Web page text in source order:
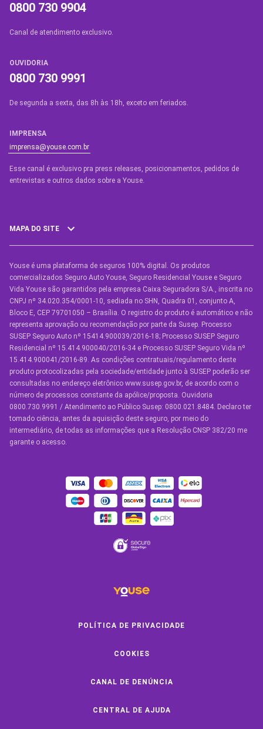
0800 730 9904
Canal de atendimento exclusivo.
OUVIDORIA
0800 730 9991
De segunda a sexta, das 8h às 18h, exceto em feriados.
IMPRENSA
imprensa@youse.com.br
Esse canal é exclusivo pra press releases, posicionamentos, pedidos de
entrevistas e outros dados sobre a Youse.​
MAPA DO SITE
SEGUROS
Seguro Auto
Seguro Auto para Terceiros
Seguro por Marcas de Carro
Seguro Residencial
Seguro de Vida
Manual de Assistências
Condições Gerais
OUTROS SERVIÇOS
Youse é uma plataforma de seguros 100% digital. Os produtos
comercializados Seguro Auto Youse, Seguro Residencial Youse e Seguro
Vida Youse são garantidos pela empresa Caixa Seguradora S/A., inscrita no
CNPJ nº 34.020.354/0001-10, sediada no SHN, Quadra 01, conjunto A,
Bloco E, CEP 79701050 – Brasília. O registro do produto é automático e não
representa aprovação ou recomendação por parte da Susep. Processo
SUSEP Seguro Auto nº 15414.900039/2016-18; Processo SUSEP Seguro
Residencial nº 15.414.900040/2016-34 e Processo SUSEP Seguro Vida nº
15.414.900041/2016-89. As condições contratuais/regulamento deste
produto protocolizadas pela sociedade/entidade junto à SUSEP poderão ser
consultadas no endereço eletrônico www.susep.gov.br, de acordo com o
número de processos constante da apólice/proposta. Ouvidoria
0800.730.9991 / Atendimento ao Público Susep: 0800.021.8484. Declaro ter
tomado ciência, antes da aquisição deste seguro, por meio do
intermediário, de todas as informações que a Resolução CNSP 382/20 me
garante o acesso.
POLÍTICA DE PRIVACIDADE
COOKIES
CANAL DE DENÚNCIA
CENTRAL DE AJUDA